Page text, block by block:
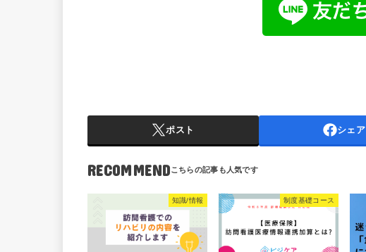
ポスト シェア
RECOMMEND
知識/情報 制度基礎コース